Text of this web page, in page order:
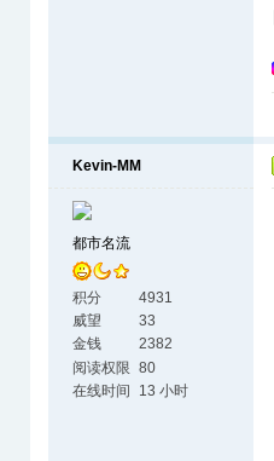
Kevin-MM
都市名流
积分
4931
威望
33
金钱
2382
阅读权限 80
在线时间
13 小时